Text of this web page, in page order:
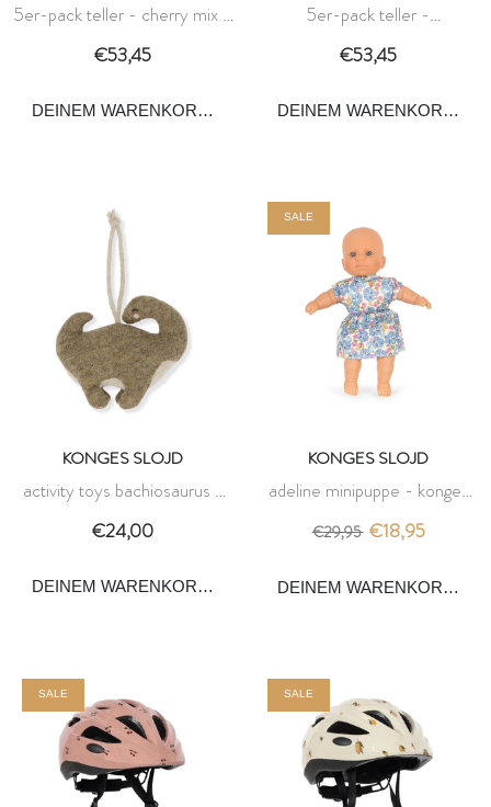
5er-pack teller - cherry mix -
konges slojd
€53,45
DEINEM WARENKORB HINZUFÜGEN
5er-pack teller -
zitronenmischung - konges
slojd
€53,45
DEINEM WARENKORB
KONGES SLOJD
activity toys bachiosaurus -
konges slojd
€24,00
DEINEM WARENKORB HINZUFÜGEN
SALE
KONGES SLOJD
adeline minipuppe - konges
slojd
€29,95 €18,95
DEINEM WARENKORB
SALE SALE